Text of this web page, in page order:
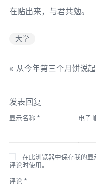
在贴出来，与君共勉。
大学
从今年第三个月饼说起，写给我的各位朋
发表回复
显示名称 * 电子
在此浏览器中保存我的
评论时使用。
评论 *